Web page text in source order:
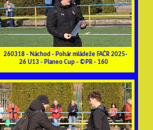
260318 - Náchod - Pohár mládeže FAČR 2025-
26 U13 - Planeo Cup - ©PR - 160